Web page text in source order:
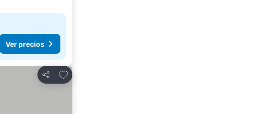
Ver precios
Compartir
Agregar a favoritos